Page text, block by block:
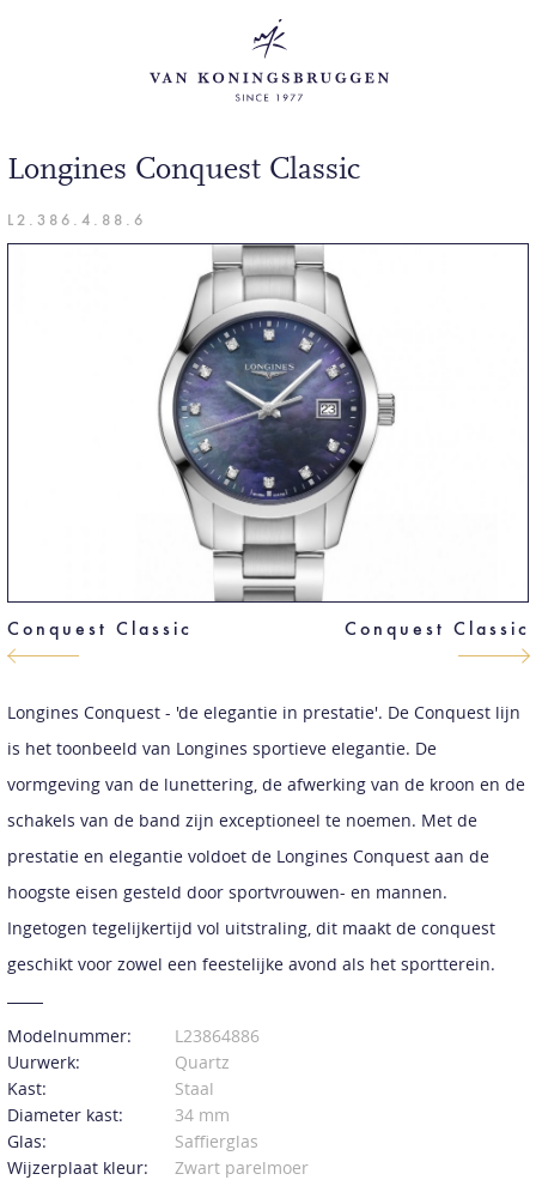
Longines Conquest Classic
L2.386.4.88.6
Conquest Classic Conquest Classic
Longines Conquest - 'de elegantie in prestatie'. De Conquest lijn
is het toonbeeld van Longines sportieve elegantie. De
vormgeving van de lunettering, de afwerking van de kroon en de
schakels van de band zijn exceptioneel te noemen. Met de
prestatie en elegantie voldoet de Longines Conquest aan de
hoogste eisen gesteld door sportvrouwen- en mannen.
Ingetogen tegelijkertijd vol uitstraling, dit maakt de conquest
geschikt voor zowel een feestelijke avond als het sportterein.
Modelnummer:
L23864886
Uurwerk:
Quartz
Kast:
Staal
Diameter kast:
34 mm
Glas:
Saffierglas
Wijzerplaat kleur:
Zwart parelmoer